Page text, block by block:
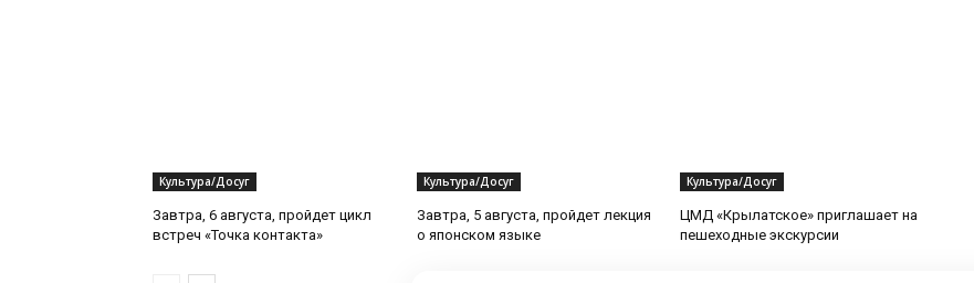
Культура/Досуг
Завтра, 6 августа, пройдет цикл
встреч «Точка контакта»
Культура/Досуг
Завтра, 5 августа, пройдет лекция
о японском языке
Культура/Досуг
ЦМД «Крылатское» приглашает на
пешеходные экскурсии